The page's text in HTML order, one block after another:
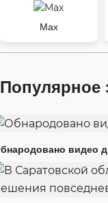
Max
Популярное
видео